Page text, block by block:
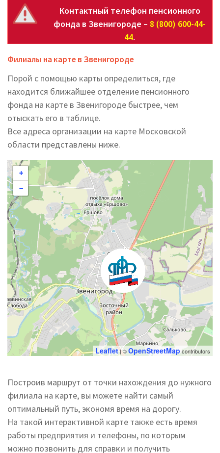
Контактный телефон пенсионного
фонда в Звенигороде – 8 (800) 600-44-
44.
Филиалы на карте в Звенигороде
Порой с помощью карты определиться, где
находится ближайшее отделение пенсионного
фонда на карте в Звенигороде быстрее, чем
отыскать его в таблице.
Все адреса организации на карте Московской
области представлены ниже.
+
−
Leaflet| ©OpenStreetMap contributors
Построив маршрут от точки нахождения до нужного
филиала на карте, вы можете найти самый
оптимальный путь, экономя время на дорогу.
На такой интерактивной карте также есть время
работы предприятия и телефоны, по которым
можно позвонить для справки и получить